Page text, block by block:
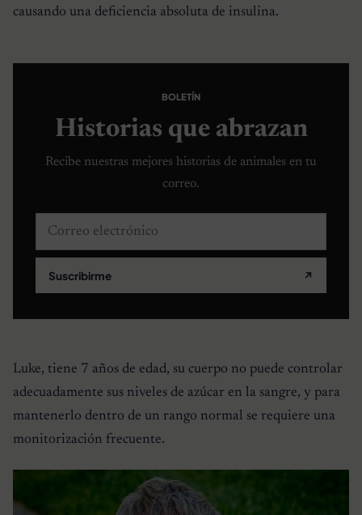
causando una deficiencia absoluta de insulina.
BOLETÍN
Historias que abrazan
Recibe nuestras mejores historias de animales en tu
correo.
Correo electrónico
Suscribirme ↗
Luke, tiene 7 años de edad, su cuerpo no puede controlar
adecuadamente sus niveles de azúcar en la sangre, y para
mantenerlo dentro de un rango normal se requiere una
monitorización frecuente.